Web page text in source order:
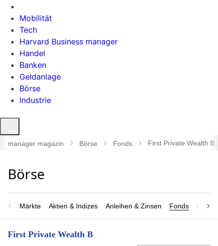
Mobilität
Tech
Harvard Business manager
Handel
Banken
Geldanlage
Börse
Industrie
öffnen
manager magazin Börse Fonds First Private Wealth B
Märkte Aktien & Indizes Anleihen & Zinsen Fonds
First Private Wealth B